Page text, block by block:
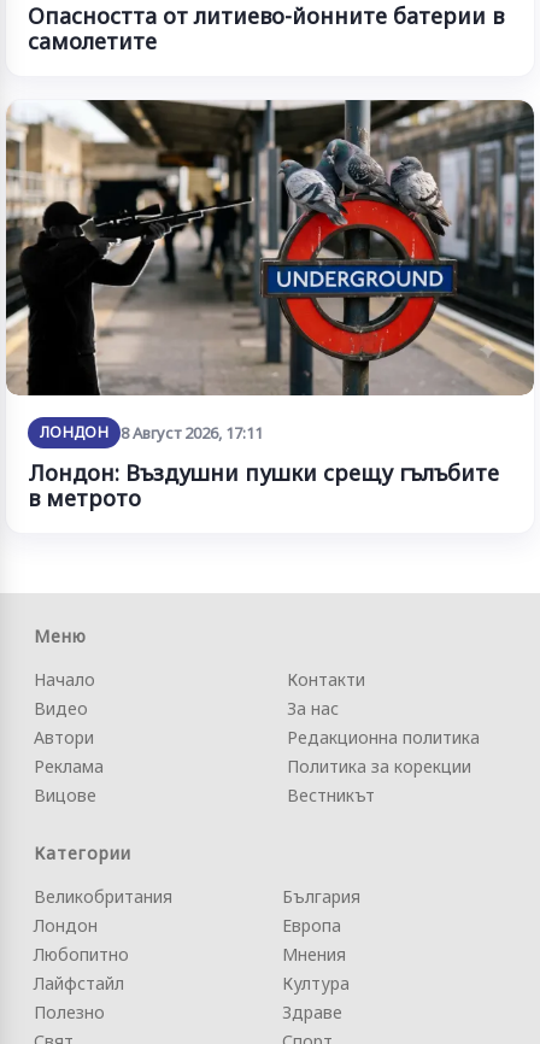
Опасността от литиево-йонните батерии в
самолетите
ЛОНДОН 8 Август 2026, 17:11
Лондон: Въздушни пушки срещу гълъбите
в метрото
Меню
Начало
Видео
Автори
Реклама
Вицове
Контакти
За нас
Редакционна политика
Политика за корекции
Вестникът
Категории
Великобритания
Лондон
Любопитно
Лайфстайл
Полезно
България
Европа
Мнения
Култура
Здраве